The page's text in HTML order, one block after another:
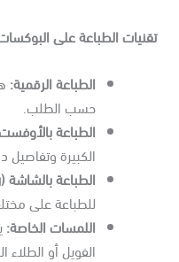
الطباعة على البوكسات
الطباعة الرقمية:هكذا
حسب الطلب.
الطباعة بالأوفست:على
الكبيرة وتفاصيل
الطباعة بالشاشة(Screen Printing):
للطباعة على مختلف
اللمسات الخاصة:يمكن
الفويل أو الطلاء